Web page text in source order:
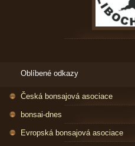
Oblíbené odkazy
Česká bonsajová asociace
bonsai-dnes
Evropská bonsajová asociace